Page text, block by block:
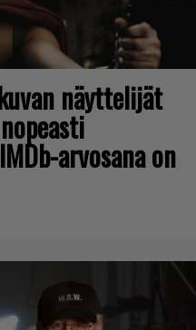
näyttelijät
arvosana on